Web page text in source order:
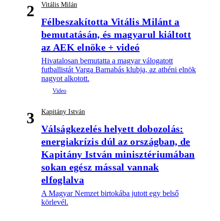
2 Vitális Milán
Félbeszakította Vitális Milánt a
bemutatásán, és magyarul kiáltott
az AEK elnöke + videó
Hivatalosan bemutatta a magyar válogatott
futballistát Varga Barnabás klubja, az athéni elnök
nagyot alkotott.
3 Kapitány István
Válságkezelés helyett dobozolás:
energiakrízis dúl az országban, de
Kapitány István minisztériumában
sokan egész mással vannak
elfoglalva
A Magyar Nemzet birtokába jutott egy belső
körlevél.